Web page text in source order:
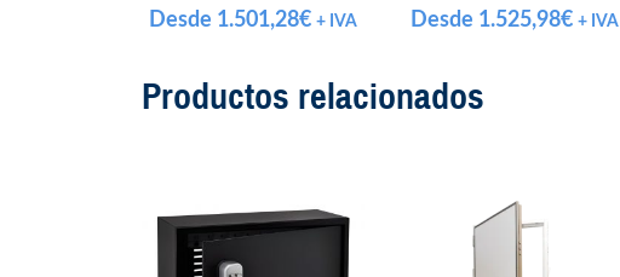
Desde 1.501,28€ + IVA Desde 1.525,98€ + IVA
Productos relacionados